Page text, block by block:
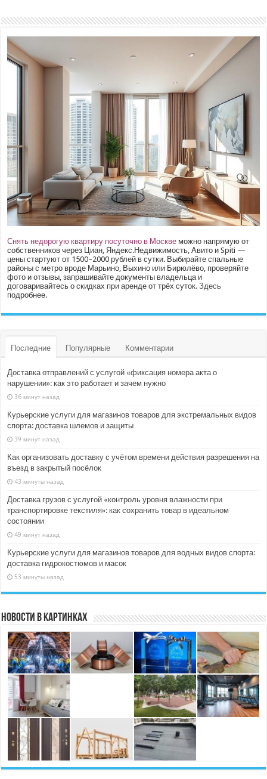
Снять недорогую квартиру посуточно в Москве можно напрямую от
собственников через Циан, Яндекс.Недвижимость, Авито и Spiti —
цены стартуют от 1500–2000 рублей в сутки. Выбирайте спальные
районы с метро вроде Марьино, Выхино или Бирюлёво, проверяйте
фото и отзывы, запрашивайте документы владельца и
договаривайтесь о скидках при аренде от трёх суток.Здесь
подробнее.
Последние Популярные Комментарии
Доставка отправлений с услугой «фиксация номера акта о
нарушении»: как это работает и зачем нужно
36 минут назад
Курьерские услуги для магазинов товаров для экстремальных видов
спорта: доставка шлемов и защиты
39 минут назад
Как организовать доставку с учётом времени действия разрешения на
въезд в закрытый посёлок
43 минуты назад
Доставка грузов с услугой «контроль уровня влажности при
транспортировке текстиля»: как сохранить товар в идеальном
состоянии
49 минут назад
Курьерские услуги для магазинов товаров для водных видов спорта:
доставка гидрокостюмов и масок
53 минуты назад
Новости в картинках